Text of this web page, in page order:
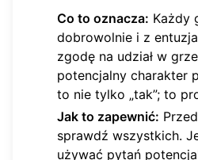
Co to oznacza: Każdy
dobrowolnie i z
zgodę na udział w
potencjalny charakter
to nie tylko „tak”; to
Jak to zapewnić:
sprawdź wszystkich.
używać pytań